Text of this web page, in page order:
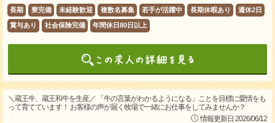
長期 寮完備 未経験歓迎 複数名募集 若手が活躍中 長期休暇あり 週休2日
賞与あり 社会保険完備 年間休日80日以上
＼蔵王牛、蔵王和牛を生産／ 「牛の言葉がわかるようになる」ことを目標に愛情をも
って育てています！ お客様の声が届く牧場で一緒にお仕事をしてみませんか？
情報更新日 2026/06/12